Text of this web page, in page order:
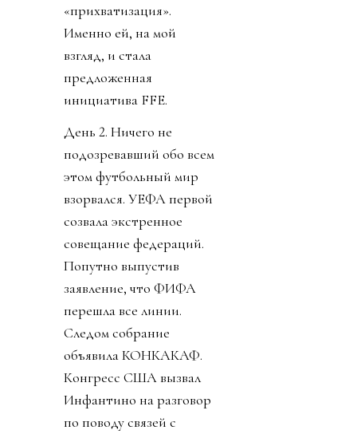
«прихватизация».
Именно ей, на мой
взгляд, и стала
предложенная
инициатива FFE.
День 2. Ничего не
подозревавший обо всем
этом футбольный мир
взорвался. УЕФА первой
созвала экстренное
совещание федераций.
Попутно выпустив
заявление, что ФИФА
перешла все линии.
Следом собрание
объявила КОНКАКАФ.
Конгресс США вызвал
Инфантино на разговор
по поводу связей с